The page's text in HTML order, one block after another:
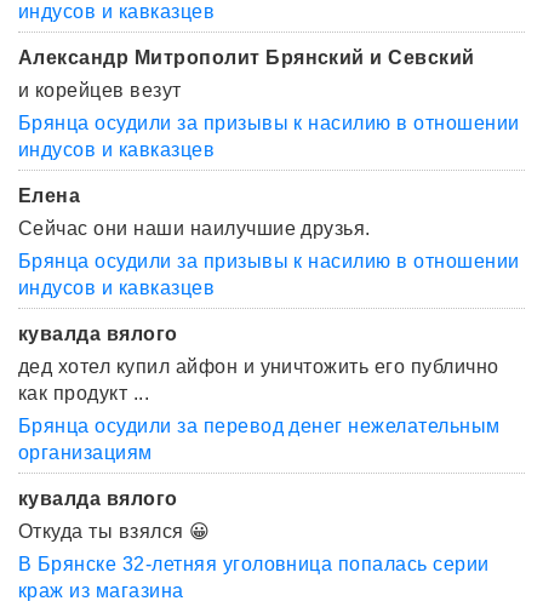
индусов и кавказцев
Александр Митрополит Брянский и Севский
и корейцев везут
Брянца осудили за призывы к насилию в отношении
индусов и кавказцев
Елена
Сейчас они наши наилучшие друзья.
Брянца осудили за призывы к насилию в отношении
индусов и кавказцев
кувалда вялого
дед хотел купил айфон и уничтожить его публично
как продукт ...
Брянца осудили за перевод денег нежелательным
организациям
кувалда вялого
Откуда ты взялся 😀
В Брянске 32-летняя уголовница попалась серии
краж из магазина